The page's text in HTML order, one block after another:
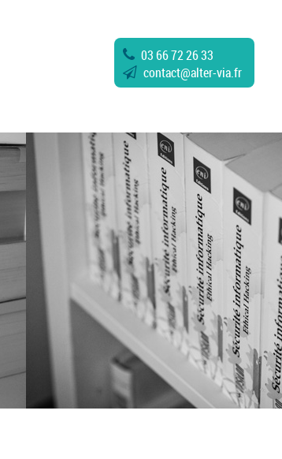
03 66 72 26 33
contact@alter-via.fr